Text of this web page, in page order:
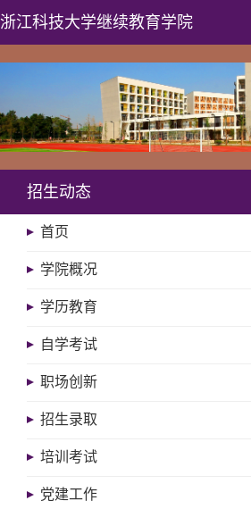
浙江科技大学继续教育学院
招生动态
首页
学院概况
学历教育
自学考试
职场创新
招生录取
培训考试
党建工作